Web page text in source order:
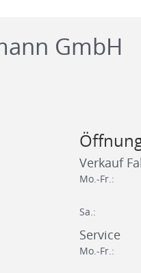
GmbH
Verkauf
Mo.-Fr.:
Sa.:
Service
Mo.-Fr.: